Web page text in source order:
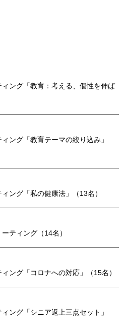
ング「教育：考える、個性を伸ば
ング「教育テーマの絞り込み」
ング「私の健康法」（13名）
ティング（14名）
ング「コロナへの対応」（15名）
ング「シニア返上三点セット」